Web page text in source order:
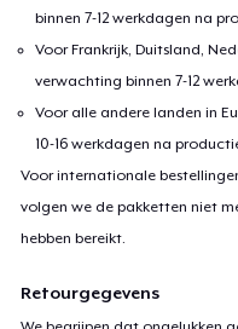
binnen 7-12 werkdagen na
Voor Frankrijk, Duitsland,
verwachting binnen 7-12
Voor alle andere landen in
10-16 werkdagen na
Voor internationale
volgen we de pakketten niet
hebben bereikt.
Retourgegevens